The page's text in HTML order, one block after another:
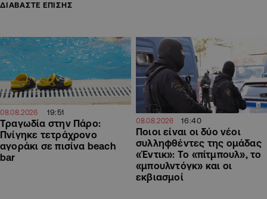
ΔΙΑΒΑΣΤΕ ΕΠΙΣΗΣ
08.08.2026 19:51
Τραγωδία στην Πάρο:
Πνίγηκε τετράχρονο
αγοράκι σε πισίνα beach
bar
08.08.2026 16:40
Ποιοι είναι οι δύο νέοι
συλληφθέντες της ομάδας
«Έντικ»: Το «πίτμπουλ», το
«μπουλντόγκ» και οι
εκβιασμοί